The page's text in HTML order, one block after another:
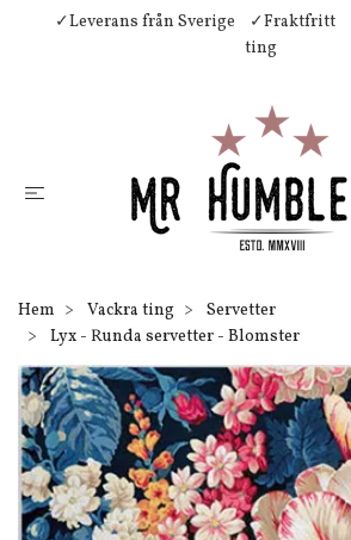
✓Leverans från Sverige ✓Fraktfritt
ting
Hem Vackra ting
Servetter
Lyx - Runda servetter - Blomster